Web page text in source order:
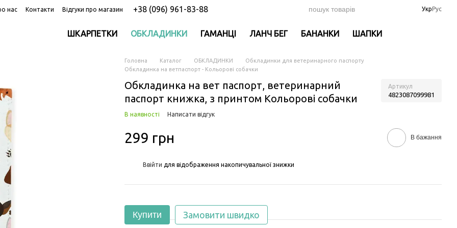
нас Контакти Відгуки про магазин +38 (096) 961-83-88 УкрРус
ШКАРПЕТКИ ОБКЛАДИНКИ ГАМАНЦІ ЛАНЧ БЕГ БАНАНКИ ШАПКИ
Головна Каталог ОБКЛАДИНКИ
Обкладинки для ветеринарного паспорту
Обкладинка на ветпаспорт - Кольорові собачки
Обкладинка на вет паспорт, ветеринарний
паспорт книжка, з принтом Кольорові собачки
Артикул
4823087099981
В наявності Написати відгук
299 грн В бажання
Ввійти для відображення накопичувальної знижки
Купити Замовити швидко